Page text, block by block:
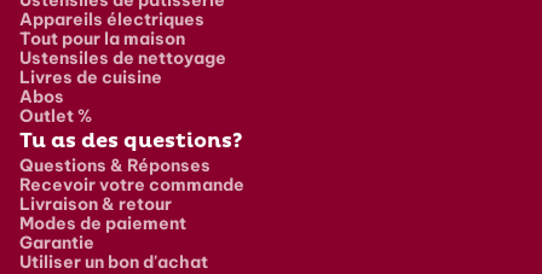
Appareils électriques
Tout pour la maison
Ustensiles de nettoyage
Livres de cuisine
Abos
Outlet %
Tu as des questions?
Questions & Réponses
Recevoir votre commande
Livraison & retour
Modes de paiement
Garantie
Utiliser un bon d'achat